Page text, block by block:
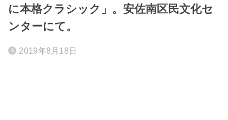
に本格クラシック」。安佐南区民文化セ
ンターにて。
2019年8月18日